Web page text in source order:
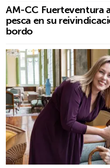
AM-CC Fuerteventura
pesca en su
bordo